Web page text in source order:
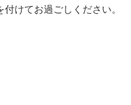
けてお過ごしください。